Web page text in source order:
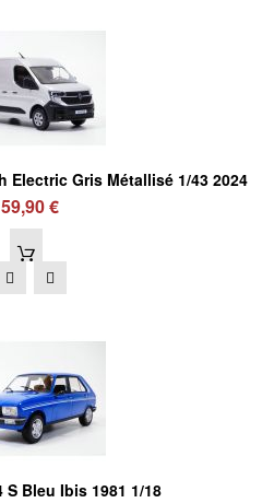
Electric Gris Métallisé 1/43 2024
59,90 €
S Bleu Ibis 1981 1/18